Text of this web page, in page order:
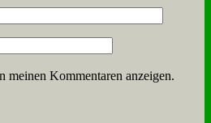
meinen Kommentaren anzeigen.